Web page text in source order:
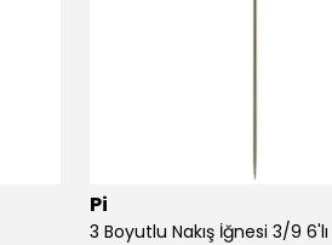
Pi
3 Boyutlu Nakış İğnesi 3/9 6'lı